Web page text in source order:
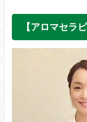
【アロマセラ